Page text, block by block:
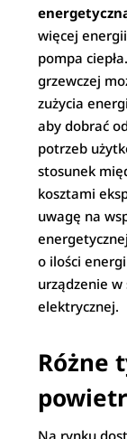
więcej
pompa
grzewczej
zużycia
aby dobrać
potrzeb
stosunek
kosztami
uwagę na
o ilości
urządzenie
elektrycznej.
Różne
Na rynku